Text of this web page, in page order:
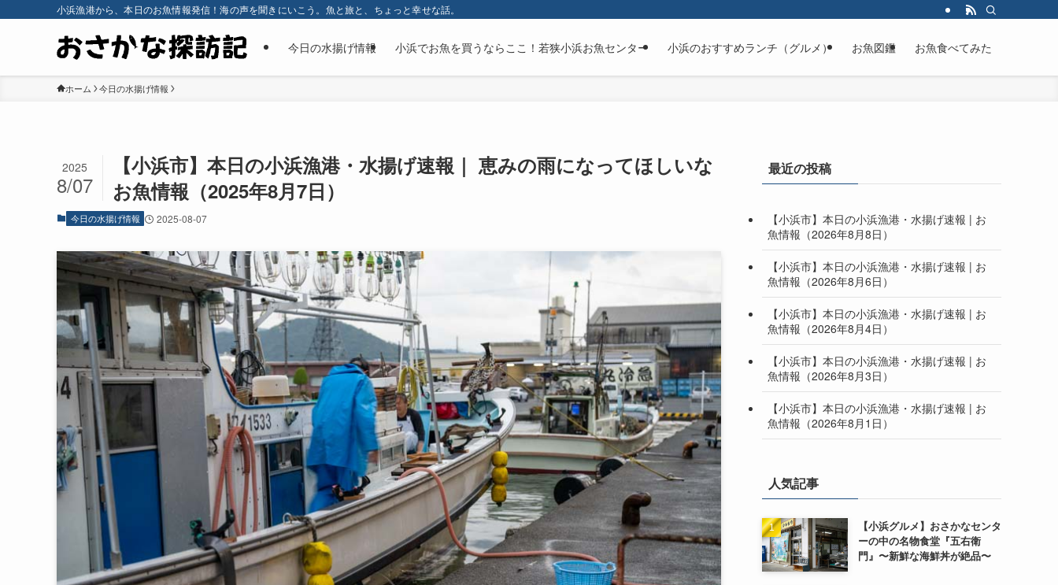
小浜漁港から、本日のお魚情報発信！海の声を聞きにいこう。魚と旅と、ちょっと幸せな話。
今日の水揚げ情報 小浜でお魚を買うならここ！若狭小浜お魚センター 小浜のおすすめランチ（グルメ） お魚図鑑 お魚食べてみた
ホーム 今日の水揚げ情報
【小浜市】本日の小浜漁港・水揚げ速報｜ 恵みの雨になってほしいな
お魚情報（2025年8月7日）
2025
8/07
今日の水揚げ情報 2025-08-07
最近の投稿
【小浜市】本日の小浜漁港・水揚げ速報 | お
魚情報（2026年8月8日）
【小浜市】本日の小浜漁港・水揚げ速報 | お
魚情報（2026年8月6日）
【小浜市】本日の小浜漁港・水揚げ速報 | お
魚情報（2026年8月4日）
【小浜市】本日の小浜漁港・水揚げ速報 | お
魚情報（2026年8月3日）
【小浜市】本日の小浜漁港・水揚げ速報 | お
魚情報（2026年8月1日）
人気記事
【小浜グルメ】おさかなセンタ
ーの中の名物食堂『五右衛
門』〜新鮮な海鮮丼が絶品〜